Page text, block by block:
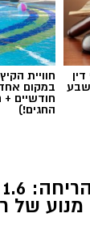
חוויית
במקום
חודשיים
החגים!)
של